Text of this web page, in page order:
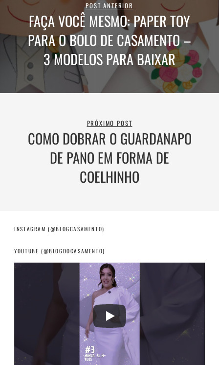
POST ANTERIOR
FAÇA VOCÊ MESMO: PAPER TOY
PARA O BOLO DE CASAMENTO –
3 MODELOS PARA BAIXAR
PRÓXIMO POST
COMO DOBRAR O GUARDANAPO
DE PANO EM FORMA DE
COELHINHO
INSTAGRAM (@BLOGCASAMENTO)
YOUTUBE (@BLOGDOCASAMENTO)